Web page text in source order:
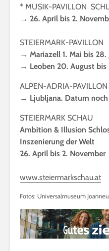
* MUSIK-PAVILLON
→ 26. April bis 2.
STEIERMARK-PAVILLON
→ Mariazell 1. Mai bis 28.
→ Leoben 20. August bis
ALPEN-ADRIA-PAVILLON
→ Ljubljana. Datum
STEIERMARK SCHAU
Ambition & Illusion
Inszenierung der Welt
26. April bis 2. November
www.steiermarkschau.at
Fotos: Universalmuseum